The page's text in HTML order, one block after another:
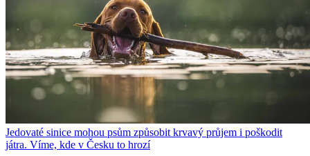
Jedovaté sinice mohou psům způsobit krvavý průjem i poškodit
játra. Víme, kde v Česku to hrozí